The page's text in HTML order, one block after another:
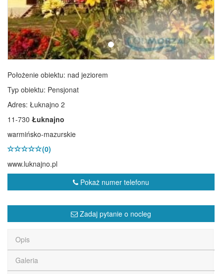
Położenie obiektu: nad jeziorem
Typ obiektu: Pensjonat
Adres: Łuknajno 2
11-730 Łuknajno
warmińsko-mazurskie
(0)
www.luknajno.pl
Pokaż numer telefonu
Zadaj pytanie o nocleg
Opis
Galeria